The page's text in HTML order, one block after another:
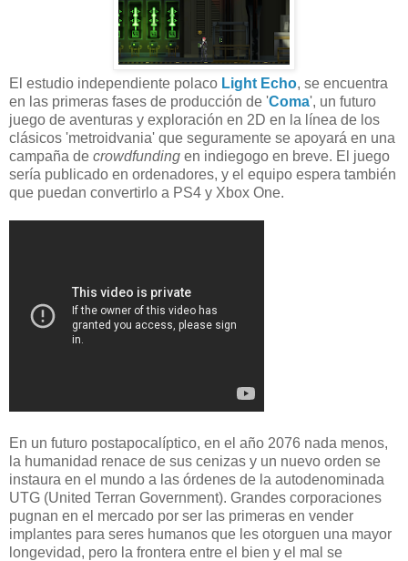
El estudio independiente polaco Light Echo, se encuentra
en las primeras fases de producción de 'Coma', un futuro
juego de aventuras y exploración en 2D en la línea de los
clásicos 'metroidvania' que seguramente se apoyará en una
campaña de crowdfunding en indiegogo en breve. El juego
sería publicado en ordenadores, y el equipo espera también
que puedan convertirlo a PS4 y Xbox One.
En un futuro postapocalíptico, en el año 2076 nada menos,
la humanidad renace de sus cenizas y un nuevo orden se
instaura en el mundo a las órdenes de la autodenominada
UTG (United Terran Government). Grandes corporaciones
pugnan en el mercado por ser las primeras en vender
implantes para seres humanos que les otorguen una mayor
longevidad, pero la frontera entre el bien y el mal se